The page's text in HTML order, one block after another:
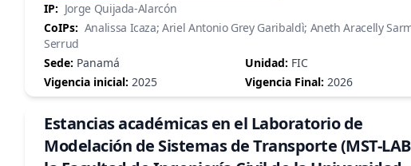
IP: Jorge Quijada-Alarcón
CoIPs: Analissa Icaza; Ariel Antonio Grey Garibaldì; Aneth Aracelly
Serrud
Sede: Panamá Unidad: FIC
Vigencia inicial: 2025 Vigencia Final: 2026
Estancias académicas en el Laboratorio de
Modelación de Sistemas de Transporte (MST-